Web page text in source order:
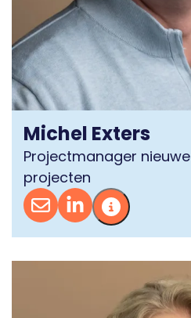
Michel Exters
Projectmanager nieuwe
projecten